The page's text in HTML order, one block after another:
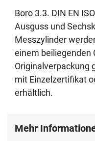
Boro 3.3. DIN EN
Ausguss und
Messzylinder
einem beiliegenden
Originalverpackung
mit Einzelzertifikat
erhältlich.
Mehr